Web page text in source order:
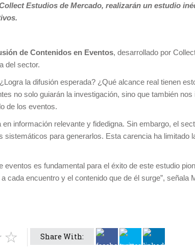
Estudios de Mercado, realizarán un estudio
de Contenidos en Eventos, desarrollado por
del sector.
la difusión esperada? ¿Qué alcance real tienen
no solo guiarán la investigación, sino que también
de los eventos.
información relevante y fidedigna. Sin embargo, el
para generarlos. Esta carencia ha limitado
eventos es fundamental para el éxito de este estudio
cada encuentro y el contenido que de él surge”, señala
Share With: